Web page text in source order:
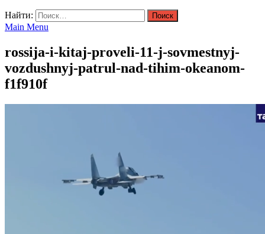
Найти:
Main Menu
rossija-i-kitaj-proveli-11-j-sovmestnyj-
vozdushnyj-patrul-nad-tihim-okeanom-
f1f910f